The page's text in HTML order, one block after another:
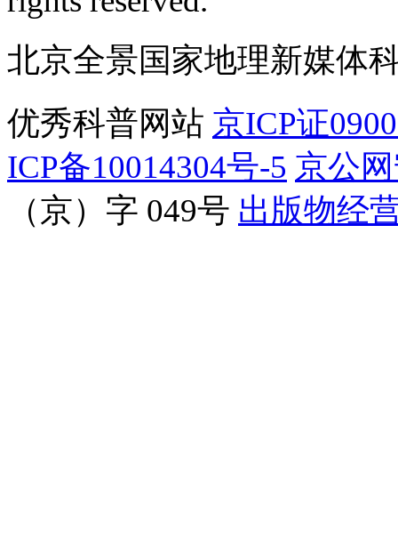
北京全景国家地理新媒体
优秀科普网站 京ICP证
ICP备10014304号-5 京公
（京）字 049号 出版物经